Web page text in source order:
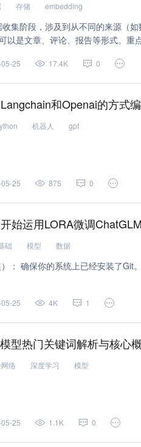
云数据库 SQL Server (3)
令 (3) spring (3)
神经网
(3) jdk (3) hive (3)
面向
系统 (3) 机器学习 (2)
unix (2) 人工智能 (2)
测试 (2) 程序 (2) 对象 (2)
(1) 区块链 (1)
jar (1) tomcat (1)
maven
测试服务 (1) http (1)
list (1) lombok (1)
max
存储 embedding
以是文章、评论、报告等形式。重
25 17.4K 0
Langchain和Openai的方式
机器人 gpt
25 875 0
开始运用LORA微调
础 模型 数据
： 确保你的系统上已经安装了Git
25 4K 1
型热门关键词解析与核心
络 深度学习 模型
25 1.1K 0